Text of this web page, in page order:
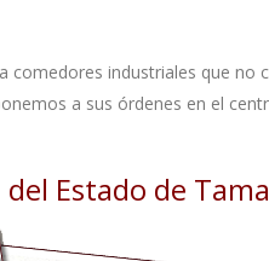
industriales que no
a sus órdenes en el
Estado de